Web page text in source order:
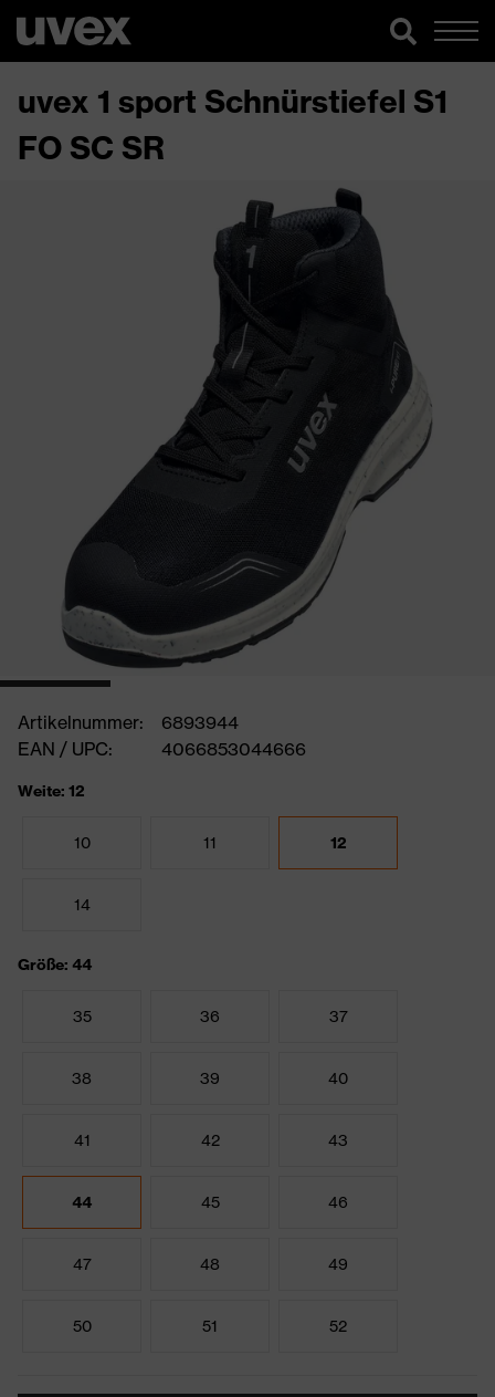
uvex 1 sport Schnürstiefel S1
FO SC SR
Artikelnummer:
6893944
EAN / UPC:
4066853044666
Weite: 12
10 11 12
14
Größe: 44
35 36 37
38 39 40
41 42 43
44 45 46
47 48 49
50 51 52